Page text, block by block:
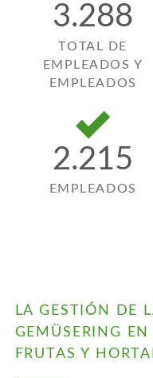
3.288
TOTAL DE
EMPLEADOS Y
EMPLEADOS
2.215
EMPLEADOS
LA GESTIÓN DE
GEMÜSERING
FRUTAS Y